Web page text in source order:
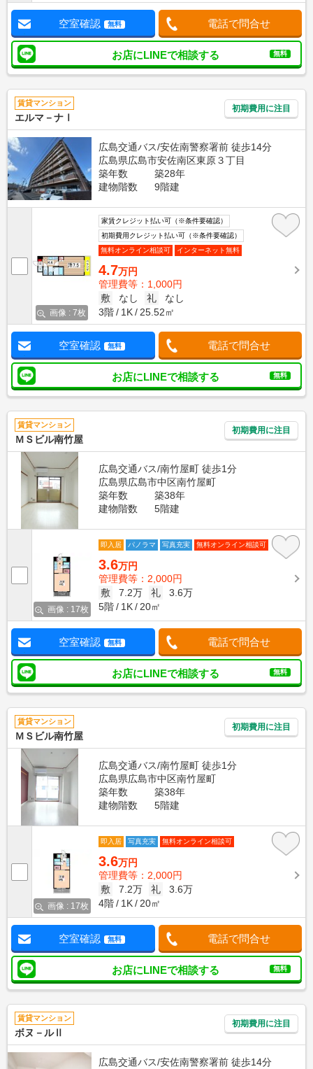
空室確認 無料 電話で問合せ
お店にLINEで相談する 無料
賃貸マンション
エルマ－ナⅠ
初期費用に注目
広島交通バス/安佐南警察署前 徒歩14分
広島県広島市安佐南区東原３丁目
築年数
築28年
建物階数
9階建
画像 : 7枚
家賃クレジット払い可（※条件要確認）
初期費用クレジット払い可（※条件要確認）
無料オンライン相談可
インターネット無料
4.7万円
管理費等：1,000円
敷
なし 礼
なし
3階
1K 25.52㎡
空室確認 無料 電話で問合せ
お店にLINEで相談する 無料
賃貸マンション
ＭＳビル南竹屋
初期費用に注目
広島交通バス/南竹屋町 徒歩1分
広島県広島市中区南竹屋町
築年数
築38年
建物階数
5階建
画像 : 17枚
即入居 パノラマ 写真充実 無料オンライン相談可
3.6万円
管理費等：2,000円
敷
7.2万 礼
3.6万
5階
1K 20㎡
空室確認 無料 電話で問合せ
お店にLINEで相談する 無料
賃貸マンション
ＭＳビル南竹屋
初期費用に注目
広島交通バス/南竹屋町 徒歩1分
広島県広島市中区南竹屋町
築年数
築38年
建物階数
5階建
画像 : 17枚
即入居 写真充実 無料オンライン相談可
3.6万円
管理費等：2,000円
敷
7.2万 礼
3.6万
4階
1K 20㎡
空室確認 無料 電話で問合せ
お店にLINEで相談する 無料
賃貸マンション
ボヌ－ルⅡ
初期費用に注目
広島交通バス/安佐南警察署前 徒歩14分